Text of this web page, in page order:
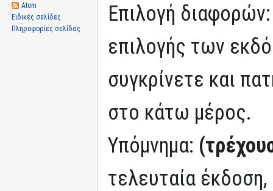
Επιλογή
επιλογής των
συγκρίνετε και
στο κάτω μέρος.
Υπόμνημα:
τελευταία έκδοση,
Atom
Ειδικές σελίδες
Πληροφορίες σελίδας